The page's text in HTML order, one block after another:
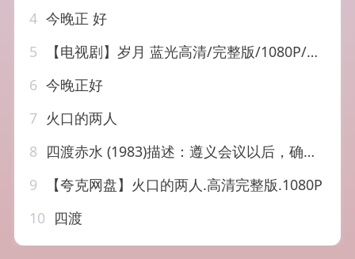
4 今晚正 好
5
【电视剧】岁月 蓝光高清/完整版/1080P/中英字幕
6 今晚正好
7 火口的两人
8 四渡赤水 (1983)描述：遵义会议以后，确定了毛泽东（古月 饰）在…
9
【夸克网盘】火口的两人.高清完整版.1080P
10 四渡